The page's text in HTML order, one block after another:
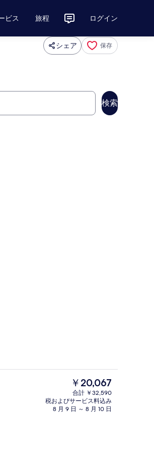
ビス 旅程 ログイン
シェア 保存
検索
屋外プール、カバナ (有料)、サンラ
現
在
の
料
￥20,067
合計 ￥32,590
税およびサービス料込み
8 月 9 日 ～ 8 月 10 日